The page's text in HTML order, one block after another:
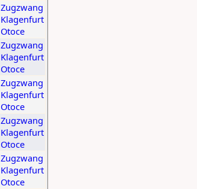
Zugzwang
Klagenfurt
Otoce
Zugzwang
Klagenfurt
Otoce
Zugzwang
Klagenfurt
Otoce
Zugzwang
Klagenfurt
Otoce
Zugzwang
Klagenfurt
Otoce